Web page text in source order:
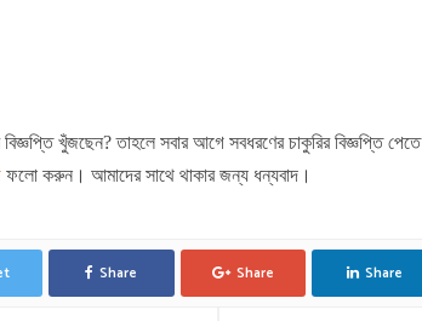
খুঁজছেন?তাহলে সবার আগে সবধরণের চাকুরির বিজ্ঞপ্তি পেতে
ফলো করুন। আমাদের সাথে থাকার জন্য ধন্যবাদ।
Share Share Share